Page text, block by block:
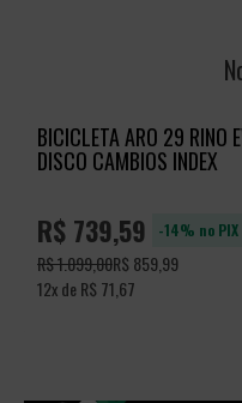
BICICLETA ARO 29 RINO
DISCO CAMBIOS INDEX
R$ 739,59 -14% no PIX
R$ 1.099,00R$ 859,99
12x de R$ 71,67